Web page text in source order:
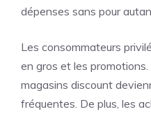
dépenses sans pour
Les consommateurs
en gros et les
magasins discount
fréquentes. De plus, les